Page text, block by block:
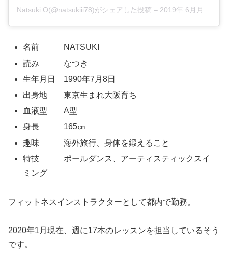
Natsuki.O(@natsukiii78)がシェアした投稿 – 2019年 6月月4日午後7時02分PDT
名前 NATSUKI
読み なつき
生年月日 1990年7月8日
出身地 東京生まれ大阪育ち
血液型 A型
身長 165㎝
趣味 海外旅行、身体を鍛えること
特技 ポールダンス、アーティスティックスイ
ミング
フィットネスインストラクターとして都内で勤務。
2020年1月現在、週に17本のレッスンを担当しているそう
です。